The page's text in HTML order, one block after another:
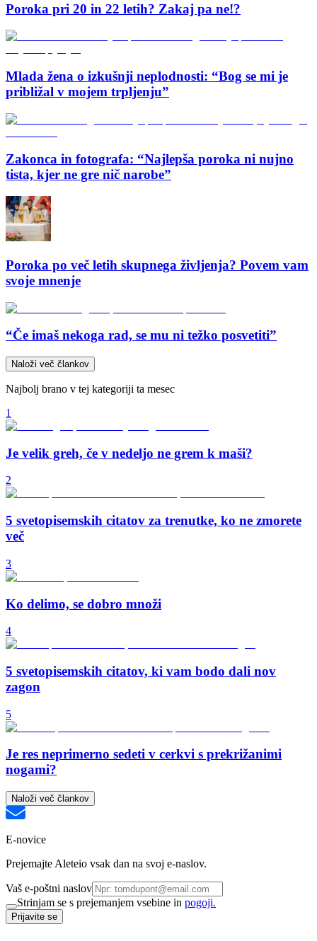
Poroka pri 20 in 22 letih? Zakaj pa ne!?
Mlada žena o izkušnji neplodnosti: “Bog se mi je
približal v mojem trpljenju”
Zakonca in fotografa: “Najlepša poroka ni nujno
tista, kjer ne gre nič narobe”
Poroka po več letih skupnega življenja? Povem vam
svoje mnenje
“Če imaš nekoga rad, se mu ni težko posvetiti”
Naloži več člankov
Najbolj brano v tej kategoriji ta mesec
1
Je velik greh, če v nedeljo ne grem k maši?
2
5 svetopisemskih citatov za trenutke, ko ne zmorete
več
3
Ko delimo, se dobro množi
4
5 svetopisemskih citatov, ki vam bodo dali nov
zagon
5
Je res neprimerno sedeti v cerkvi s prekrižanimi
nogami?
Naloži več člankov
E-novice
Prejemajte Aleteio vsak dan na svoj e-naslov.
Vaš e-poštni naslov
Strinjam se s prejemanjem vsebine in pogoji.
Prijavite se